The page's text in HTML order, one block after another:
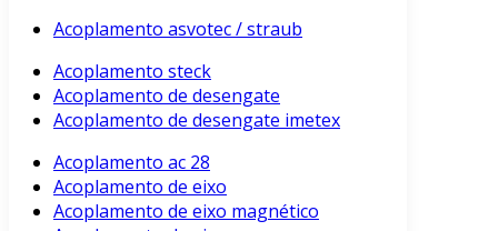
Acoplamento asvotec / straub
Acoplamento steck
Acoplamento de desengate
Acoplamento de desengate imetex
Acoplamento ac 28
Acoplamento de eixo
Acoplamento de eixo magnético